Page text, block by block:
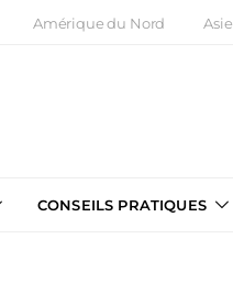
Amérique du Nord Asie
CONSEILS PRATIQUES